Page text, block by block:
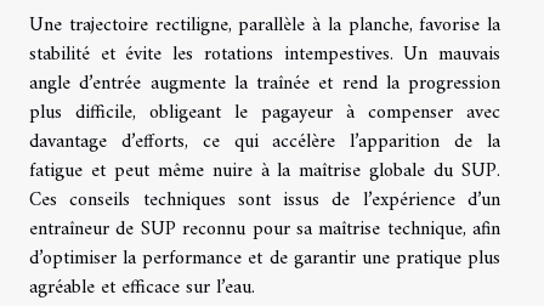
Une trajectoire rectiligne, parallèle à la planche, favorise la
stabilité et évite les rotations intempestives. Un mauvais
angle d’entrée augmente la traînée et rend la progression
plus difficile, obligeant le pagayeur à compenser avec
davantage d’efforts, ce qui accélère l’apparition de la
fatigue et peut même nuire à la maîtrise globale du SUP.
Ces conseils techniques sont issus de l’expérience d’un
entraîneur de SUP reconnu pour sa maîtrise technique, afin
d’optimiser la performance et de garantir une pratique plus
agréable et efficace sur l’eau.